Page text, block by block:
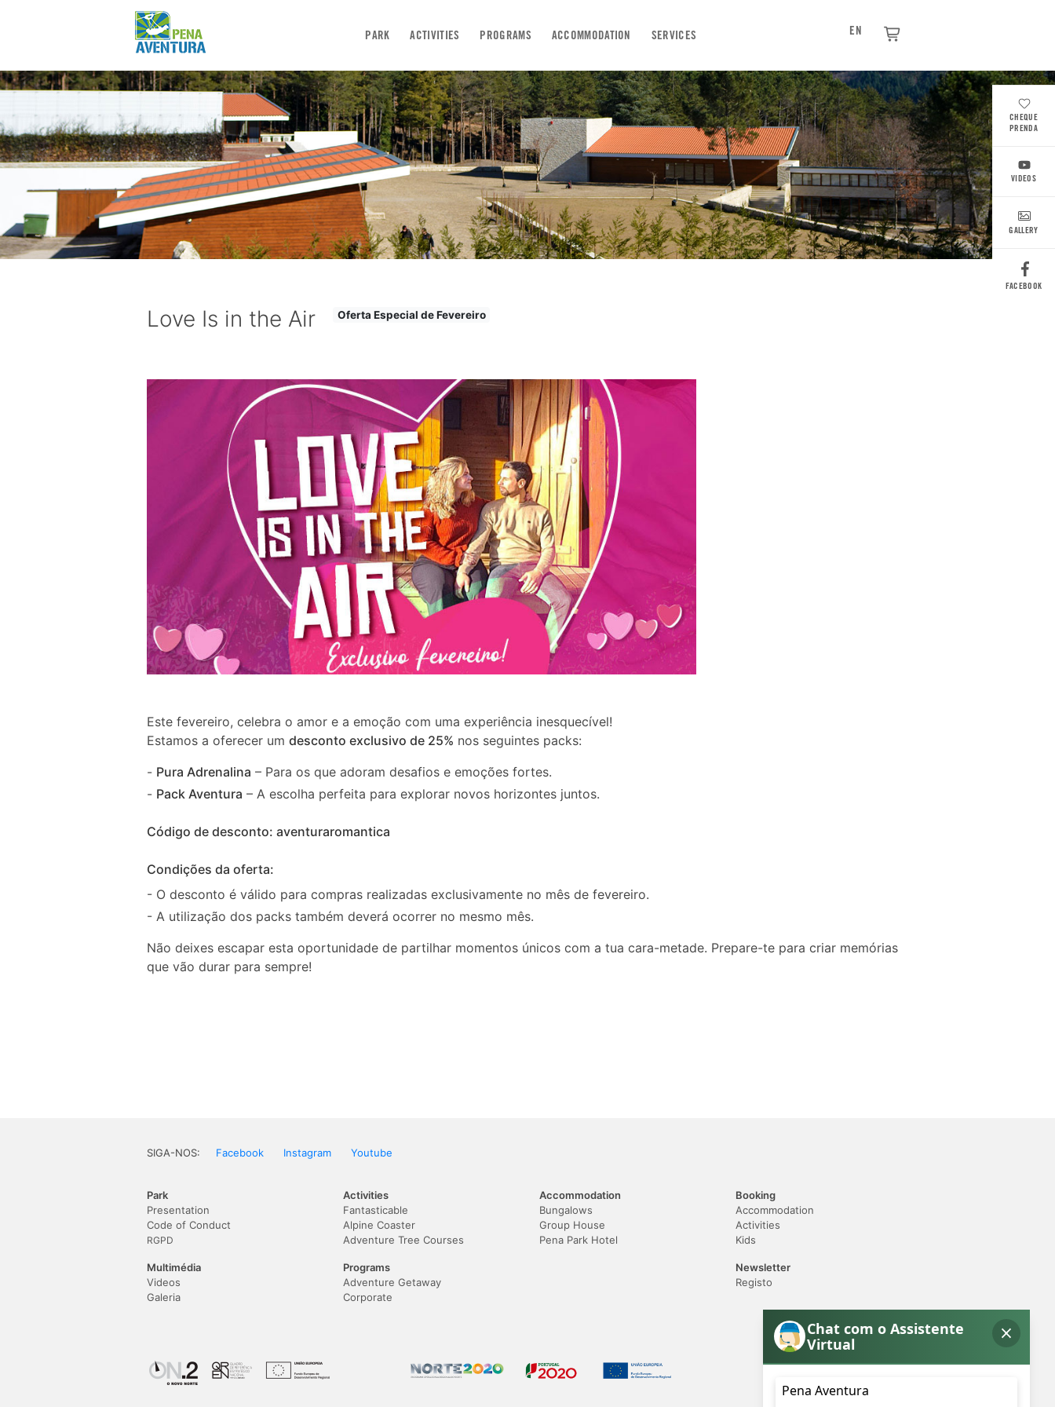
PARK ACTIVITIES PROGRAMS ACCOMMODATION SERVICES EN
Love Is in the Air Oferta Especial de Fevereiro
Este fevereiro, celebra o amor e a emoção com uma experiência inesquecível!
Estamos a oferecer um desconto exclusivo de 25% nos seguintes packs:
- Pura Adrenalina – Para os que adoram desafios e emoções fortes.
- Pack Aventura – A escolha perfeita para explorar novos horizontes juntos.
Código de desconto: aventuraromantica
Condições da oferta:
- O desconto é válido para compras realizadas exclusivamente no mês de fevereiro.
- A utilização dos packs também deverá ocorrer no mesmo mês.
Não deixes escapar esta oportunidade de partilhar momentos únicos com a tua cara-metade. Prepare-te para criar memórias
que vão durar para sempre!
CHEQUE
PRENDA
VIDEOS
GALLERY
FACEBOOK
SIGA-NOS: Facebook Instagram Youtube
Park
Presentation
Code of Conduct
RGPD
Multimédia
Videos
Galeria
Activities
Fantasticable
Alpine Coaster
Adventure Tree Courses
Programs
Adventure Getaway
Corporate
Accommodation
Bungalows
Group House
Pena Park Hotel
Booking
Accommodation
Activities
Kids
Newsletter
Registo